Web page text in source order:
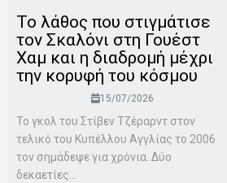
Το λάθος που στιγμάτισε
τον Σκαλόνι στη Γουέστ
Χαμ και η διαδρομή μέχρι
την κορυφή του κόσμου
15/07/2026
Το γκολ του Στίβεν Τζέραρντ στον
τελικό του Κυπέλλου Αγγλίας το 2006
τον σημάδεψε για χρόνια. Δύο
δεκαετίες...